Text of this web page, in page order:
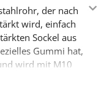
der nach
wird, einfach
Sockel aus
Gummi hat,
wird mit M10